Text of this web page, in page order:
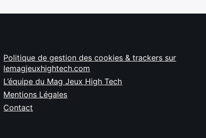
Politique de gestion des cookies & trackers sur
lemagjeuxhightech.com
L’équipe du Mag Jeux High Tech
Mentions Légales
Contact